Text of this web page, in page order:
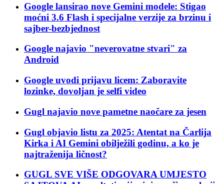
Google lansirao nove Gemini modele: Stigao
moćni 3.6 Flash i specijalne verzije za brzinu i
sajber-bezbjednost
Google najavio "neverovatne stvari" za
Android
Google uvodi prijavu licem: Zaboravite
lozinke, dovoljan je selfi video
Gugl najavio nove pametne naočare za jesen
Gugl objavio listu za 2025: Atentat na Čarlija
Kirka i AI Gemini obilježili godinu, a ko je
najtraženija ličnost?
GUGL SVE VIŠE ODGOVARA UMJESTO